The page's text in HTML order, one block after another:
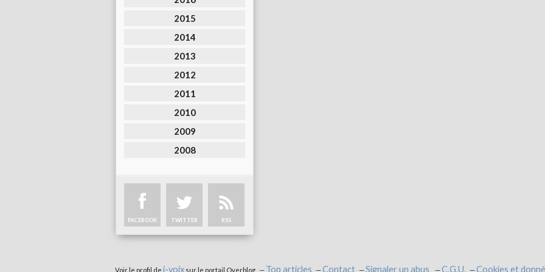
2015
2014
2013
2012
2011
2010
2009
2008
FACEBOOK TWITTER RSS
Voir le profil de i-voixsur le portail Overblog Top articles Contact Signaler un abus C.G.U. Cookies et